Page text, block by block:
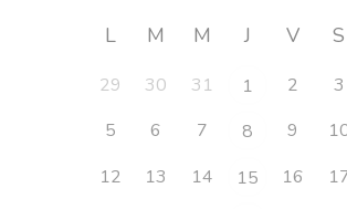
L M M J V S
29 30 31 1 2 3
5
6 7 8 9
12
13 14 15 16